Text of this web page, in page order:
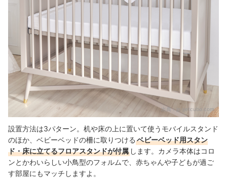
出典： jp.getcubo.com
設置方法は3パターン。机や床の上に置いて使うモバイルスタンド
のほか、ベビーベッドの柵に取りつける ベビーベッド用スタン
ド・床に立てるフロアスタンドが付属 します。カメラ本体はコロ
ンとかわいらしい小鳥型のフォルムで、赤ちゃんや子どもが過ご
す部屋にもマッチしますよ。